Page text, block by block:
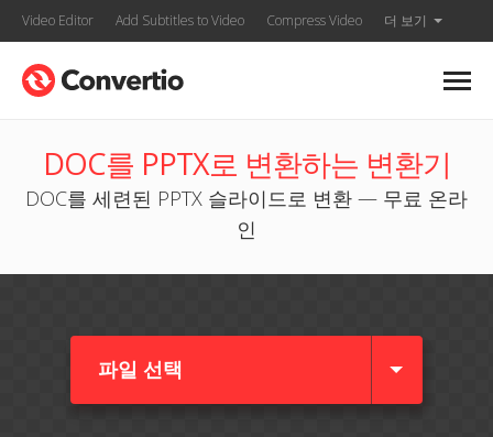
Video Editor Add Subtitles to Video Compress Video 더 보기
DOC를 PPTX로 변환하는 변환기
DOC를 세련된 PPTX 슬라이드로 변환 — 무료 온라
인
파일 선택